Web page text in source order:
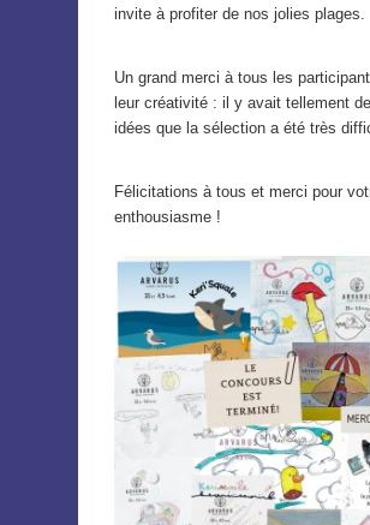
invite à profiter de nos jolies plages.
Un grand merci à tous les
leur créativité : il y avait tellement
idées que la sélection a été très
Félicitations à tous et merci pour
enthousiasme !